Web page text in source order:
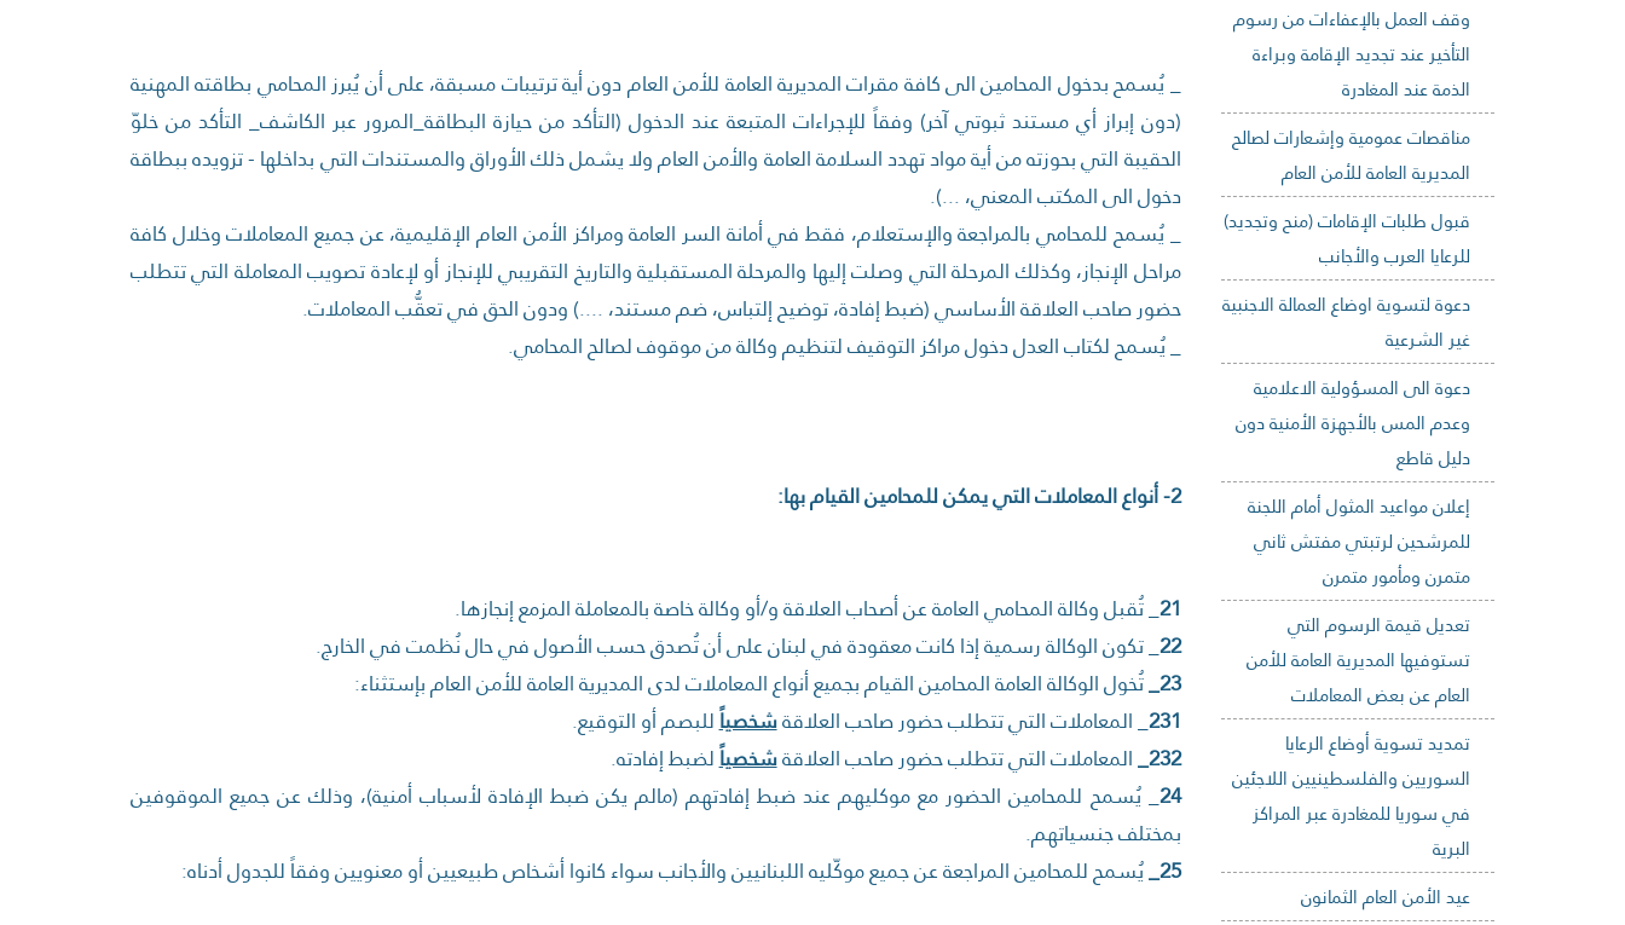
وقف العمل بالإعفاءات من رسوم
التأخير عند تجديد الإقامة وبراءة
الذمة عند المغادرة
مناقصات عمومية وإشعارات لصالح
المديرية العامة للأمن العام
قبول طلبات الإقامات (منح وتجديد)
للرعايا العرب والأجانب
دعوة لتسوية اوضاع العمالة الاجنبية
غير الشرعية
دعوة الى المسؤولية الاعلامية
وعدم المس بالأجهزة الأمنية دون
دليل قاطع
إعلان مواعيد المثول أمام اللجنة
للمرشحين لرتبتي مفتش ثاني
متمرن ومأمور متمرن
تعديل قيمة الرسوم التي
تستوفيها المديرية العامة للأمن
العام عن بعض المعاملات
تمديد تسوية أوضاع الرعايا
السوريين والفلسطينيين اللاجئين
في سوريا للمغادرة عبر المراكز
البرية
عيد الأمن العام الثمانون
_ يُسمح بدخول المحامين الى كافة مقرات المديرية العامة للأمن العام دون أية ترتيبات مسبقة، على أن يُبرز المحامي بطاقته المهنية
(دون إبراز أي مستند ثبوتي آخر) وفقاً للإجراءات المتبعة عند الدخول (التأكد من حيازة البطاقة_المرور عبر الكاشف_ التأكد من خلوّ
الحقيبة التي بحوزته من أية مواد تهدد السلامة العامة والأمن العام ولا يشمل ذلك الأوراق والمستندات التي بداخلها - تزويده ببطاقة
دخول الى المكتب المعني، ...).
_ يُسمح للمحامي بالمراجعة والإستعلام، فقط في أمانة السر العامة ومراكز الأمن العام الإقليمية، عن جميع المعاملات وخلال كافة
مراحل الإنجاز، وكذلك المرحلة التي وصلت إليها والمرحلة المستقبلية والتاريخ التقريبي للإنجاز أو لإعادة تصويب المعاملة التي تتطلب
حضور صاحب العلاقة الأساسي (ضبط إفادة، توضيح إلتباس، ضم مستند، ....) ودون الحق في تعقُّب المعاملات.
_ يُسمح لكتاب العدل دخول مراكز التوقيف لتنظيم وكالة من موقوف لصالح المحامي.
2- أنواع المعاملات التي يمكن للمحامين القيام بها:
21_ تُقبل وكالة المحامي العامة عن أصحاب العلاقة و/أو وكالة خاصة بالمعاملة المزمع إنجازها.
22_ تكون الوكالة رسمية إذا كانت معقودة في لبنان على أن تُصدق حسب الأصول في حال نُظمت في الخارج.
23_ تُخول الوكالة العامة المحامين القيام بجميع أنواع المعاملات لدى المديرية العامة للأمن العام بإستثناء:
231_ المعاملات التي تتطلب حضور صاحب العلاقةشخصياًللبصم أو التوقيع.
232_ المعاملات التي تتطلب حضور صاحب العلاقةشخصياًلضبط إفادته.
24_ يُسمح للمحامين الحضور مع موكليهم عند ضبط إفادتهم (مالم يكن ضبط الإفادة لأسباب أمنية)، وذلك عن جميع الموقوفين
بمختلف جنسياتهم.
25_ يُسمح للمحامين المراجعة عن جميع موكّليه اللبنانيين والأجانب سواء كانوا أشخاص طبيعيين أو معنويين وفقاً للجدول أدناه: